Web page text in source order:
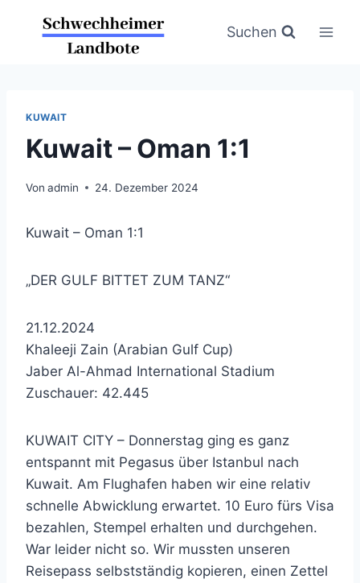
Suchen
KUWAIT
Kuwait – Oman 1:1
Von admin 24. Dezember 2024
Kuwait – Oman 1:1
„DER GULF BITTET ZUM TANZ“
21.12.2024
Khaleeji Zain (Arabian Gulf Cup)
Jaber Al-Ahmad International Stadium
Zuschauer: 42.445
KUWAIT CITY – Donnerstag ging es ganz
entspannt mit Pegasus über Istanbul nach
Kuwait. Am Flughafen haben wir eine relativ
schnelle Abwicklung erwartet. 10 Euro fürs Visa
bezahlen, Stempel erhalten und durchgehen.
War leider nicht so. Wir mussten unseren
Reisepass selbstständig kopieren, einen Zettel